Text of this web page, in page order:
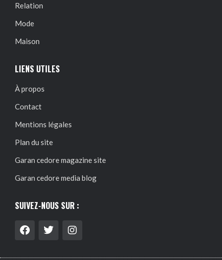
Relation
Mode
Maison
LIENS UTILES
À propos
Contact
Mentions légales
Plan du site
Garan cedore magazine site
Garan cedore media blog
SUIVEZ-NOUS SUR :